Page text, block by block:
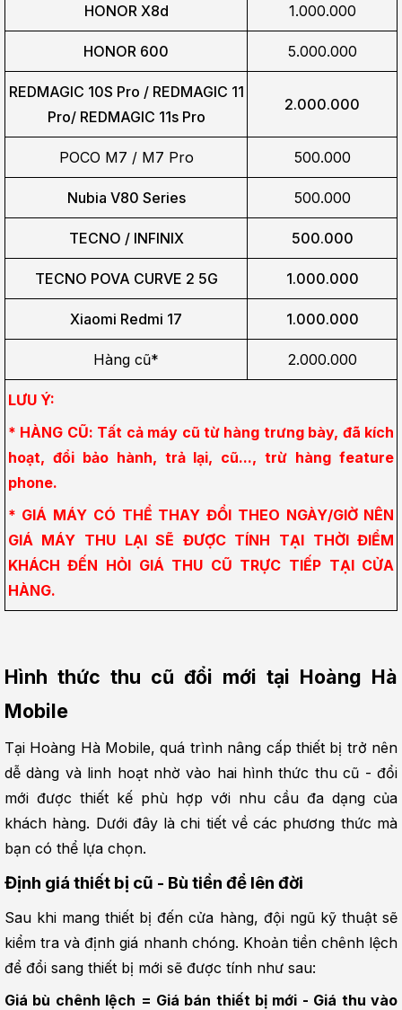
HONOR X8d 1.000.000
HONOR 600 5.000.000
REDMAGIC 10S Pro / REDMAGIC 11
Pro/ REDMAGIC 11s Pro
2.000.000
POCO M7 / M7 Pro 500.000
Nubia V80 Series 500.000
TECNO / INFINIX 500.000
TECNO POVA CURVE 2 5G 1.000.000
Xiaomi Redmi 17 1.000.000
Hàng cũ* 2.000.000
LƯU Ý:
* HÀNG CŨ: Tất cả máy cũ từ hàng trưng bày, đã kích
hoạt, đổi bảo hành, trả lại, cũ..., trừ hàng feature
phone.
* GIÁ MÁY CÓ THỂ THAY ĐỔI THEO NGÀY/GIỜ NÊN
GIÁ MÁY THU LẠI SẼ ĐƯỢC TÍNH TẠI THỜI ĐIỂM
KHÁCH ĐẾN HỎI GIÁ THU CŨ TRỰC TIẾP TẠI CỬA
HÀNG.
Hình thức thu cũ đổi mới tại Hoàng Hà
Mobile
Tại Hoàng Hà Mobile, quá trình nâng cấp thiết bị trở nên
dễ dàng và linh hoạt nhờ vào hai hình thức thu cũ - đổi
mới được thiết kế phù hợp với nhu cầu đa dạng của
khách hàng. Dưới đây là chi tiết về các phương thức mà
bạn có thể lựa chọn.
Định giá thiết bị cũ - Bù tiền để lên đời
Sau khi mang thiết bị đến cửa hàng, đội ngũ kỹ thuật sẽ
kiểm tra và định giá nhanh chóng. Khoản tiền chênh lệch
để đổi sang thiết bị mới sẽ được tính như sau:
Giá bù chênh lệch = Giá bán thiết bị mới - Giá thu vào